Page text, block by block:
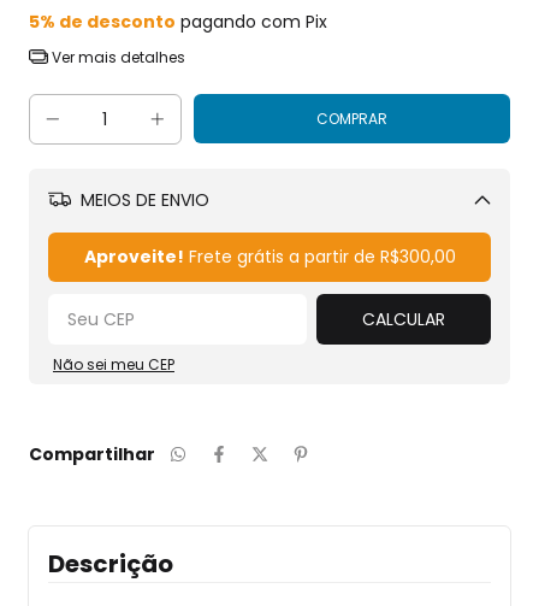
5% de desconto pagando com Pix
Ver mais detalhes
MEIOS DE ENVIO
Aproveite! Frete grátis a partir de R$300,00
CALCULAR
Não sei meu CEP
Compartilhar
Descrição